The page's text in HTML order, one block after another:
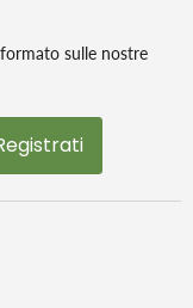
sulle nostre